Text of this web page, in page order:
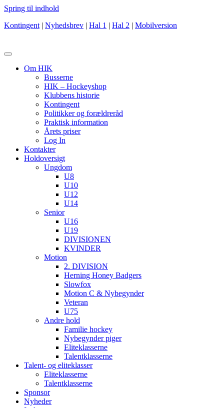
Spring til indhold
Kontingent | Nyhedsbrev | Hal 1 | Hal 2 | Mobilversion
Om HIK
Busserne
HIK – Hockeyshop
Klubbens historie
Kontingent
Politikker og forældreråd
Praktisk information
Årets priser
Log In
Kontakter
Holdoversigt
Ungdom
U8
U10
U12
U14
Senior
U16
U19
DIVISIONEN
KVINDER
Motion
2. DIVISION
Herning Honey Badgers
Slowfox
Motion C & Nybegynder
Veteran
U75
Andre hold
Familie hockey
Nybegynder piger
Eliteklasserne
Talentklasserne
Talent- og eliteklasser
Eliteklasserne
Talentklasserne
Sponsor
Nyheder